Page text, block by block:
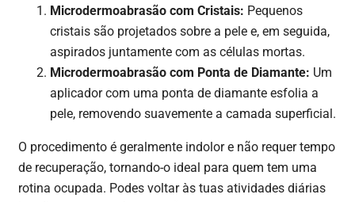
Microdermoabrasão com Cristais: Pequenos
cristais são projetados sobre a pele e, em seguida,
aspirados juntamente com as células mortas.
Microdermoabrasão com Ponta de Diamante: Um
aplicador com uma ponta de diamante esfolia a
pele, removendo suavemente a camada superficial.
O procedimento é geralmente indolor e não requer tempo
de recuperação, tornando-o ideal para quem tem uma
rotina ocupada. Podes voltar às tuas atividades diárias